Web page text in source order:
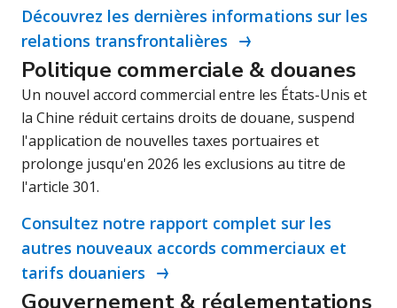
Découvrez les dernières informations sur les
relations transfrontalières
Politique commerciale & douanes
Un nouvel accord commercial entre les États-Unis et
la Chine réduit certains droits de douane, suspend
l'application de nouvelles taxes portuaires et
prolonge jusqu'en 2026 les exclusions au titre de
l'article 301.
Consultez notre rapport complet sur les
autres nouveaux accords commerciaux et
tarifs douaniers
Gouvernement & réglementations